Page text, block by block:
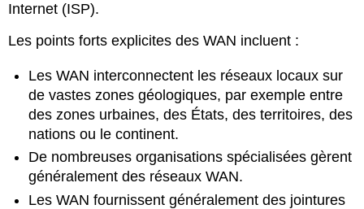
Internet (ISP).
Les points forts explicites des WAN incluent :
Les WAN interconnectent les réseaux locaux sur
de vastes zones géologiques, par exemple entre
des zones urbaines, des États, des territoires, des
nations ou le continent.
De nombreuses organisations spécialisées gèrent
généralement des réseaux WAN.
Les WAN fournissent généralement des jointures